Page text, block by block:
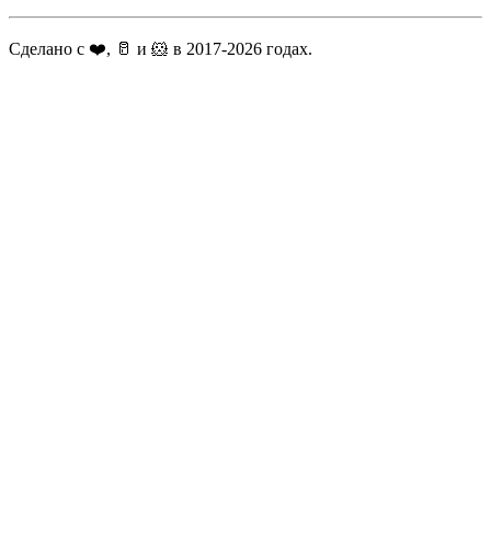
Сделано с ❤️, 🥛 и 🐹 в 2017-2026 годах.